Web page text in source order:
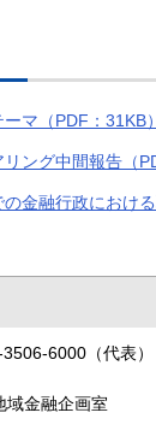
マ（PDF：31KB）
ング中間報告（
の金融行政におけ
6000（代表）
金融企画室